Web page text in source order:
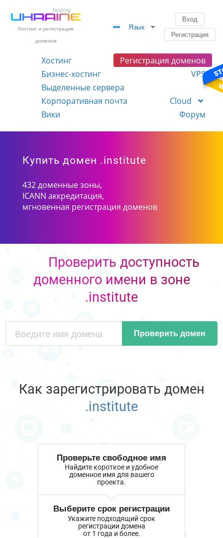
Хостинг и регистрация
доменов
Язык
Вход
Регистрация
Хостинг
Регистрация доменов
Бизнес-хостинг
VPS
Выделенные сервера
Корпоративная почта
Cloud
Вики
Форум
Купить домен .institute
432 доменные зоны,
ICANN аккредитация,
мгновенная регистрация доменов
Проверить доступность
доменного имени в зоне
.institute
Проверить домен
Как зарегистрировать домен
.institute
Проверьте свободное имя
Найдите короткое и удобное
доменное имя для вашего
проекта.
Выберите срок регистрации
Укажите подходящий срок
регистрации домена
от 1 года и более.